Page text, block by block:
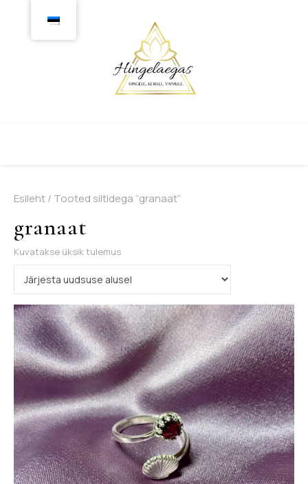
Esileht/ Tooted siltidega “granaat”
granaat
Kuvatakse üksik tulemus